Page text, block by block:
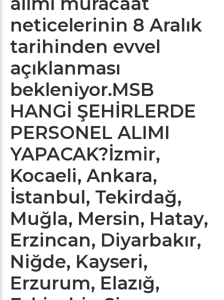
neticelerinin 8 Aralık
tarihinden evvel
açıklanması
bekleniyor.MSB
HANGİ ŞEHİRLERDE
PERSONEL ALIMI
YAPACAK?İzmir,
Kocaeli, Ankara,
İstanbul, Tekirdağ,
Muğla, Mersin, Hatay,
Erzincan, Diyarbakır,
Niğde, Kayseri,
Erzurum, Elazığ,